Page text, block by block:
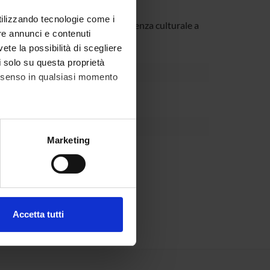
tecnologie come i
annunci e contenuti
la possibilità di scegliere
su questa proprietà
in qualsiasi momento
metro,Marketing
Accetta tutti
sulla gestione della differenza culturale a